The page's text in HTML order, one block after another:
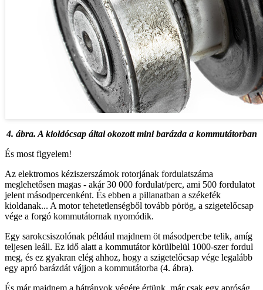
4. ábra. A kioldócsap által okozott mini barázda a kommutátorban
És most figyelem!
Az elektromos kéziszerszámok rotorjának fordulatszáma
meglehetősen magas - akár 30 000 fordulat/perc, ami 500 fordulatot
jelent másodpercenként. És ebben a pillanatban a székefék
kioldanak... A motor tehetetlenségből tovább pörög, a szigetelőcsap
vége a forgó kommutátornak nyomódik.
Egy sarokcsiszolónak például majdnem öt másodpercbe telik, amíg
teljesen leáll. Ez idő alatt a kommutátor körülbelül 1000-szer fordul
meg, és ez gyakran elég ahhoz, hogy a szigetelőcsap vége legalább
egy apró barázdát vájjon a kommutátorba (4. ábra).
És már majdnem a hátrányok végére értünk, már csak egy apróság